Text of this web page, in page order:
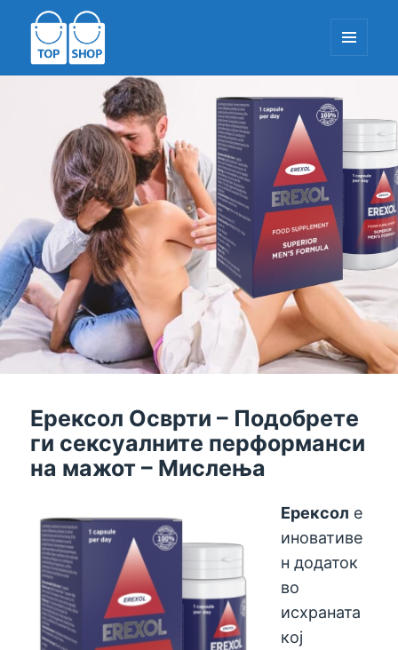
TopShop-EU.com
И
Ерексол Осврти – Подобрете
ги сексуалните перформанси
на мажот – Мислења
Ерексол е
иновативе
н додаток
во
исхраната
кој